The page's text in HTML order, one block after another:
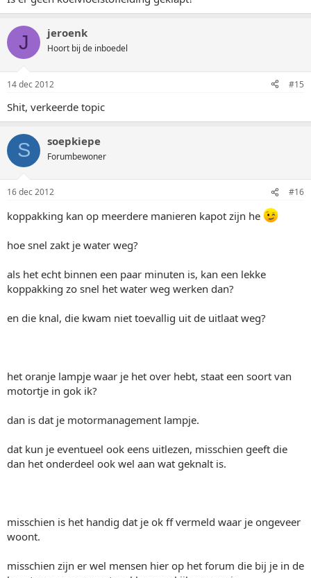
J jeroenk
Hoort bij de inboedel
14 dec 2012 #15
Shit, verkeerde topic
S soepkiepe
Forumbewoner
16 dec 2012 #16
koppakking kan op meerdere manieren kapot zijn he
hoe snel zakt je water weg?
als het echt binnen een paar minuten is, kan een lekke
koppakking zo snel het water weg werken dan?
en die knal, die kwam niet toevallig uit de uitlaat weg?
het oranje lampje waar je het over hebt, staat een soort van
motortje in gok ik?
dan is dat je motormanagement lampje.
dat kun je eventueel ook eens uitlezen, misschien geeft die
dan het onderdeel ook wel aan wat geknalt is.
misschien is het handig dat je ok ff vermeld waar je ongeveer
woont.
misschien zijn er wel mensen hier op het forum die bij je in de